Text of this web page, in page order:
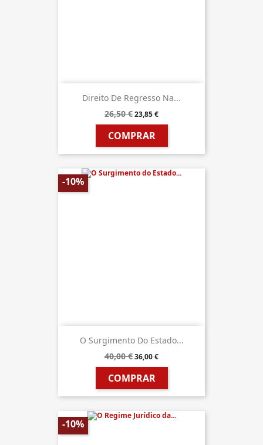
Direito De Regresso Na...
26,50 €23,85 €
COMPRAR
O Surgimento Do Estado...
40,00 €36,00 €
COMPRAR
-10%
-10%